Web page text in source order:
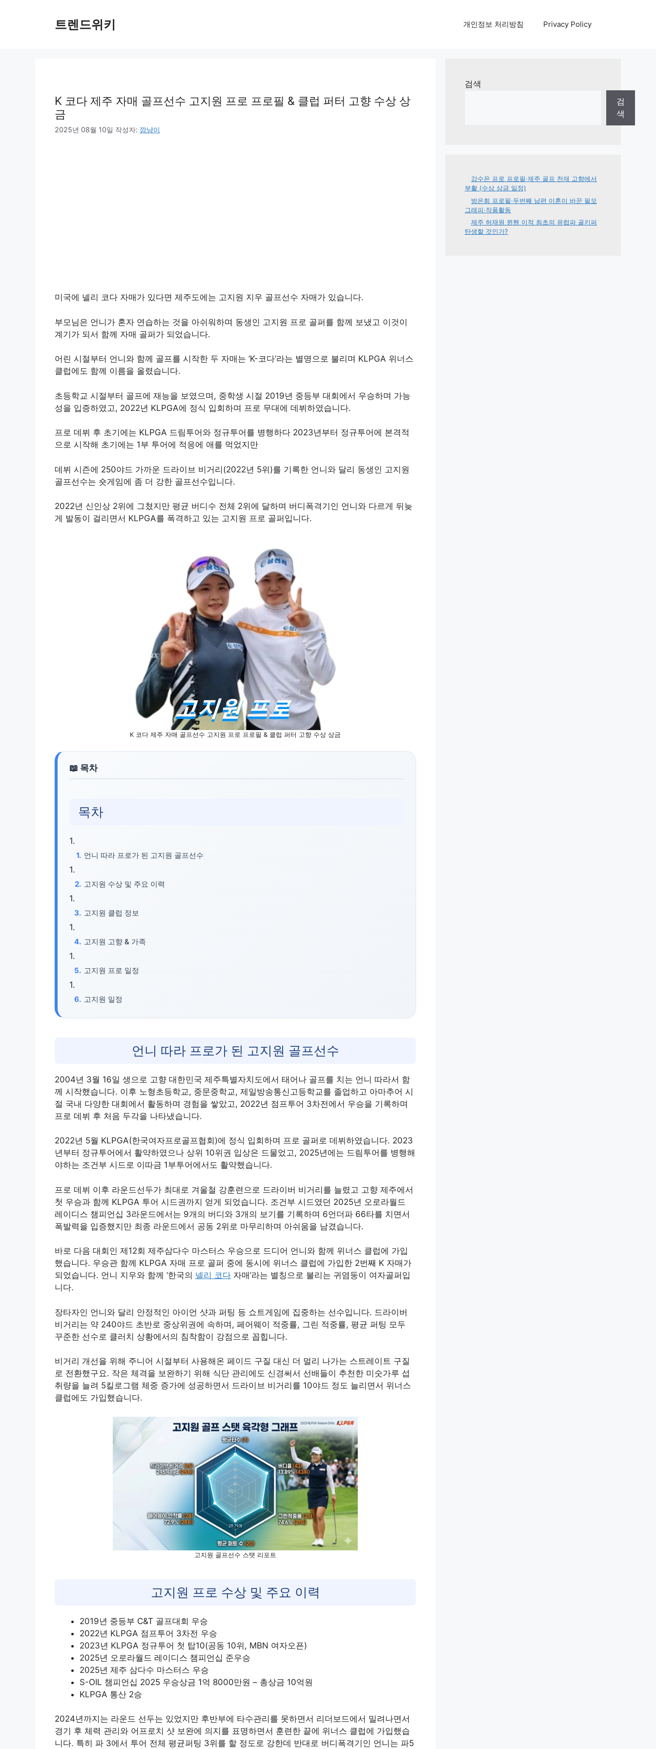
트렌드위키 개인정보 처리방침 Privacy Policy
K 코다 제주 자매 골프선수 고지원 프로 프로필 & 클럽 퍼터 고향 수상 상
금
2025년 08월 10일 작성자: 깜냥이
미국에 넬리 코다 자매가 있다면 제주도에는 고지원 지우 골프선수 자매가 있습니다.
부모님은 언니가 혼자 연습하는 것을 아쉬워하며 동생인 고지원 프로 골퍼를 함께 보냈고 이것이
계기가 되서 함께 자매 골퍼가 되었습니다.
어린 시절부터 언니와 함께 골프를 시작한 두 자매는 ‘K-코다’라는 별명으로 불리며 KLPGA 위너스
클럽에도 함께 이름을 올렸습니다.
초등학교 시절부터 골프에 재능을 보였으며, 중학생 시절 2019년 중등부 대회에서 우승하며 가능
성을 입증하였고, 2022년 KLPGA에 정식 입회하며 프로 무대에 데뷔하였습니다.
프로 데뷔 후 초기에는 KLPGA 드림투어와 정규투어를 병행하다 2023년부터 정규투어에 본격적
으로 시작해 초기에는 1부 투어에 적응에 애를 먹었지만
데뷔 시즌에 250야드 가까운 드라이브 비거리(2022년 5위)를 기록한 언니와 달리 동생인 고지원
골프선수는 숏게임에 좀 더 강한 골프선수입니다.
2022년 신인상 2위에 그쳤지만 평균 버디수 전체 2위에 달하며 버디폭격기인 언니와 다르게 뒤늦
게 발동이 걸리면서 KLPGA를 폭격하고 있는 고지원 프로 골퍼입니다.
K 코다 제주 자매 골프선수 고지원 프로 프로필 & 클럽 퍼터 고향 수상 상금
목차
언니 따라 프로가 된 고지원 골프선수
고지원 수상 및 주요 이력
고지원 클럽 정보
고지원 고향 & 가족
고지원 프로 일정
고지원 일정
언니 따라 프로가 된 고지원 골프선수
2004년 3월 16일 생으로 고향 대한민국 제주특별자치도에서 태어나 골프를 치는 언니 따라서 함
께 시작했습니다. 이후 노형초등학교, 중문중학교, 제일방송통신고등학교를 졸업하고 아마추어 시
절 국내 다양한 대회에서 활동하며 경험을 쌓았고, 2022년 점프투어 3차전에서 우승을 기록하며
프로 데뷔 후 처음 두각을 나타냈습니다.
2022년 5월 KLPGA(한국여자프로골프협회)에 정식 입회하며 프로 골퍼로 데뷔하였습니다. 2023
년부터 정규투어에서 활약하였으나 상위 10위권 입상은 드물었고, 2025년에는 드림투어를 병행해
야하는 조건부 시드로 이따금 1부투어에서도 활약했습니다.
프로 데뷔 이후 라운드선두가 최대로 겨울철 강훈련으로 드라이버 비거리를 늘렸고 고향 제주에서
첫 우승과 함께 KLPGA 투어 시드권까지 얻게 되었습니다. 조건부 시드였던 2025년 오로라월드
레이디스 챔피언십 3라운드에서는 9개의 버디와 3개의 보기를 기록하며 6언더파 66타를 치면서
폭발력을 입증했지만 최종 라운드에서 공동 2위로 마무리하며 아쉬움을 남겼습니다.
바로 다음 대회인 제12회 제주삼다수 마스터스 우승으로 드디어 언니와 함께 위너스 클럽에 가입
했습니다. 우승관 함께 KLPGA 자매 프로 골퍼 중에 동시에 위너스 클럽에 가입한 2번째 K 자매가
되었습니다. 언니 지우와 함께 ‘한국의 넬리 코다 자매’라는 별칭으로 불리는 귀염둥이 여자골퍼입
니다.
장타자인 언니와 달리 안정적인 아이언 샷과 퍼팅 등 쇼트게임에 집중하는 선수입니다. 드라이버
비거리는 약 240야드 초반로 중상위권에 속하며, 페어웨이 적중률, 그린 적중률, 평균 퍼팅 모두
꾸준한 선수로 클러치 상황에서의 침착함이 강점으로 꼽힙니다.
비거리 개선을 위해 주니어 시절부터 사용해온 페이드 구질 대신 더 멀리 나가는 스트레이트 구질
로 전환했구요. 작은 체격을 보완하기 위해 식단 관리에도 신경써서 선배들이 추천한 미숫가루 섭
취량을 늘려 5킬로그램 체중 증가에 성공하면서 드라이브 비거리를 10야드 정도 늘리면서 위너스
클럽에도 가입했습니다.
고지원 골프선수 스탯 리포트
고지원 프로 수상 및 주요 이력
2019년 중등부 C&T 골프대회 우승
2022년 KLPGA 점프투어 3차전 우승
2023년 KLPGA 정규투어 첫 탑10(공동 10위, MBN 여자오픈)
2025년 오로라월드 레이디스 챔피언십 준우승
2025년 제주 삼다수 마스터스 우승
S-OIL 챔피언십 2025 우승상금 1억 8000만원 – 총상금 10억원
KLPGA 통산 2승
2024년까지는 라운드 선두는 있었지만 후반부에 타수관리를 못하면서 리더보드에서 밀려나면서
경기 후 체력 관리와 어프로치 샷 보완에 의지를 표명하면서 훈련한 끝에 위너스 클럽에 가입했습
니다. 특히 파 3에서 투어 전체 평균퍼팅 3위를 할 정도로 강한데 반대로 버디폭격기인 언니는 파5
검색
검
색
강수은 프로 프로필·제주 골프 천재 고향에서
부활 (수상 상금 일정)
방은희 프로필·두번째 남편 이혼이 바꾼 필모
그래피·작품활동
제주 허재원 뮌헨 이적 최초의 유럽파 골키퍼
탄생할 것인가?